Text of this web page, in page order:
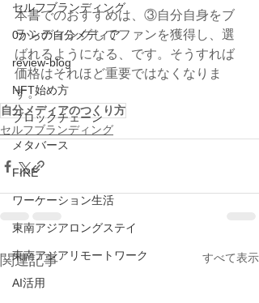
セルフブランディング
0からの自分メディア
review-blog
NFT始め方
ブロックチェーン
メタバース
FIRE
ワーケーション生活
東南アジアロングステイ
東南アジアリモートワーク
AI活用
本書でのおすすめは、③自分自身をブ
ランディングしてファンを獲得し、選
ばれるようになる、です。そうすれば
価格はそれほど重要ではなくなりま
す。
自分メディアのつくり方
セルフブランディング
関連記事 すべて表示